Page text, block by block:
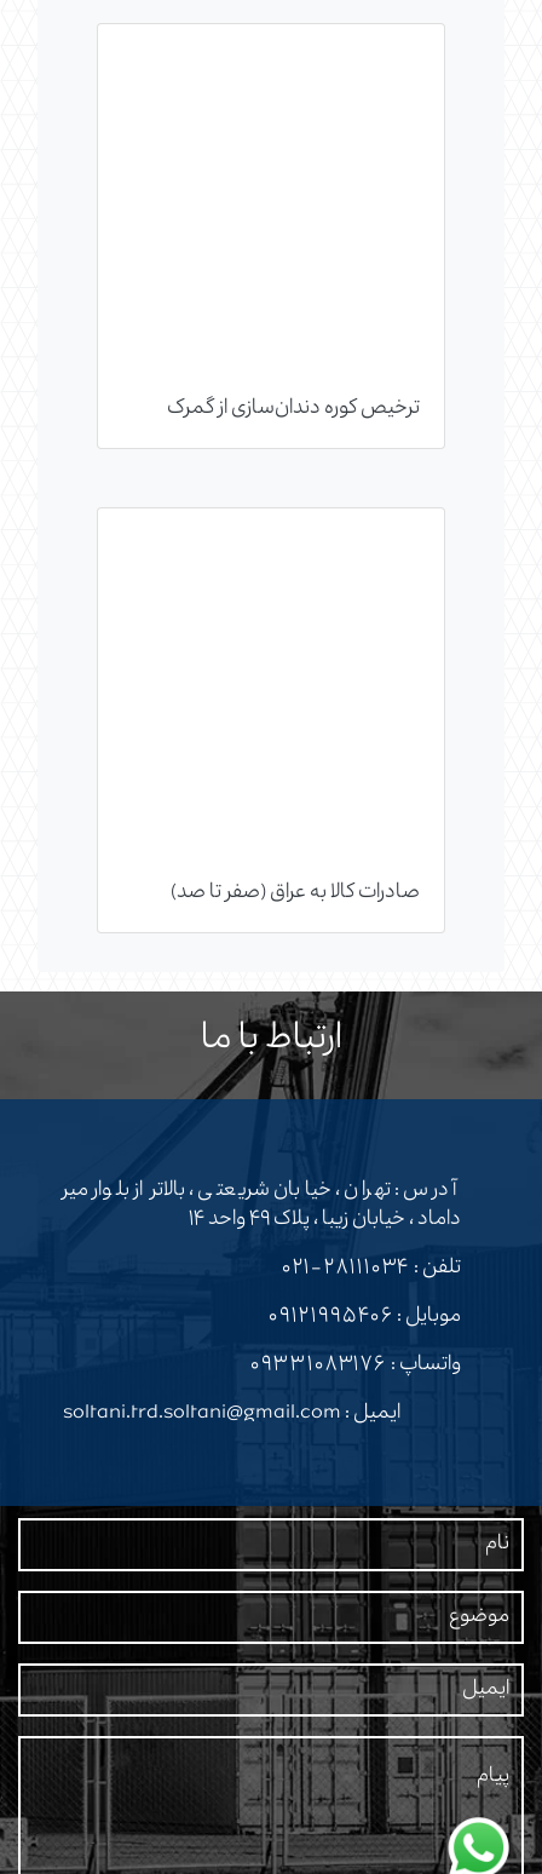
ترخیص کوره دندان‌سازی از گمرک
صادرات کالا به عراق (صفر تا صد)
ارتباط با ما
آدرس : تهران ، خیابان شریعتی ، بالاتر از بلوار میر
داماد ، خیابان زیبا ، پلاک ۴۹ واحد ۱۴
تلفن : ۲۸۱۱۱۰۳۴-۰۲۱
موبایل : ۰۹۱۲۱۹۹۵۴۰۶
واتساپ : ۰۹۳۳۱۰۸۳۱۷۶
ایمیل : soltani.trd.soltani@gmail.com